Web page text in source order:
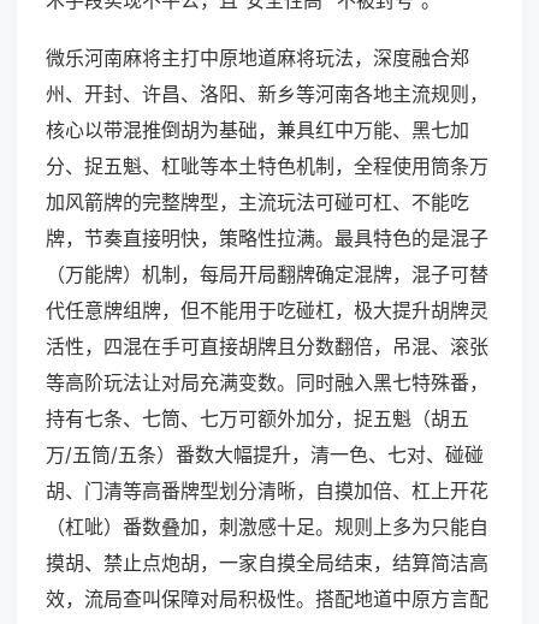
微乐河南麻将主打中原地道麻将玩法，深度融合郑
州、开封、许昌、洛阳、新乡等河南各地主流规则，
核心以带混推倒胡为基础，兼具红中万能、黑七加
分、捉五魁、杠呲等本土特色机制，全程使用筒条万
加风箭牌的完整牌型，主流玩法可碰可杠、不能吃
牌，节奏直接明快，策略性拉满。最具特色的是混子
（万能牌）机制，每局开局翻牌确定混牌，混子可替
代任意牌组牌，但不能用于吃碰杠，极大提升胡牌灵
活性，四混在手可直接胡牌且分数翻倍，吊混、滚张
等高阶玩法让对局充满变数。同时融入黑七特殊番，
持有七条、七筒、七万可额外加分，捉五魁（胡五
万/五筒/五条）番数大幅提升，清一色、七对、碰碰
胡、门清等高番牌型划分清晰，自摸加倍、杠上开花
（杠呲）番数叠加，刺激感十足。规则上多为只能自
摸胡、禁止点炮胡，一家自摸全局结束，结算简洁高
效，流局查叫保障对局积极性。搭配地道中原方言配